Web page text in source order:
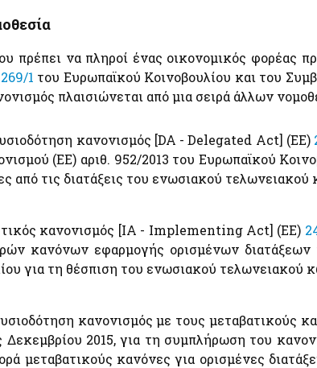
πρέπει να πληροί ένας οικονομικός φορέας
1 του Ευρωπαϊκού Κοινοβουλίου και του
πλαισιώνεται από μια σειρά άλλων
κανονισμός [DA - Delegated Act] (ΕΕ)
(ΕΕ) αριθ. 952/2013 του Ευρωπαϊκού
από τις διατάξεις του ενωσιακού τελωνειακού
κανονισμός [IA - Implementing Act] (ΕΕ)
κανόνων εφαρμογής ορισμένων διατάξεων
για τη θέσπιση του ενωσιακού τελωνειακού
κανονισμός με τους
Δεκεμβρίου 2015, για τη συμπλήρωση του
μεταβατικούς κανόνες για ορισμένες